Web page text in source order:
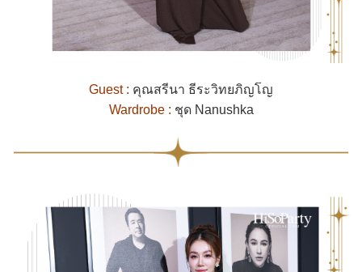
Guest : คุณสรีนา ธีระวิทยภิญโญ
Wardrobe : ชุด Nanushka